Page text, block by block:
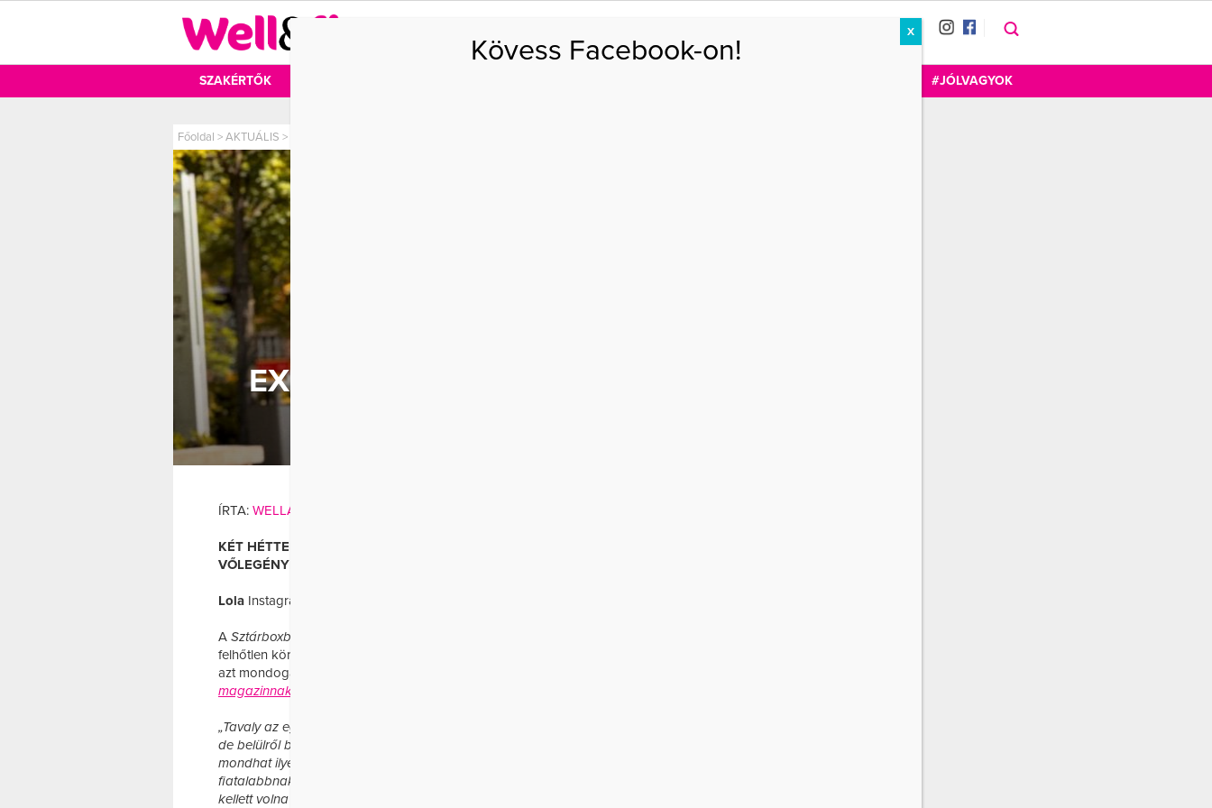
SZAKÉRTŐK #JÓLVAGYOK
Főoldal >AKTUÁLIS >
EXTACUKI: KISMAMAFOTÓT
ÍRTA: WELLANDFIT
KÉT HÉTTEL EZELŐTT JELENTETTE BE INSTAGRAM-OLDALÁN LOLA, HOGY
VŐLEGÉNYÉVEL GYEREKET VÁRNAK.
Lola Instagram oldalán mutatta meg gömbölyödő pocakját.
A Sztárboxban
felhőtlen körülmények között tudta meg az örömhírt: az egyik orvosa megalázta;
azt mondogatta, már elkésett azzal, hogy családot alapítson. Minderről a
magazinnak
„Tavaly az egyik orvosom azt mondta, hogy öreg vagyok már – kívülről talán nem,
de belülről biztosan. Ez elképesztően arcon csapott, hogy egy orvos hogyan
mondhat ilyet. Azzal jött, hogy becsapok mindenkit a külsőm miatt, mert
fiatalabbnak tűnök a koromnál, és hogy kapjam össze magam, mert tegnapelőtt
kellett volna kezdenem gondolkodni, ha gyereket szeretnék; akkor ez nagyon
Kövess Facebook-on!
X